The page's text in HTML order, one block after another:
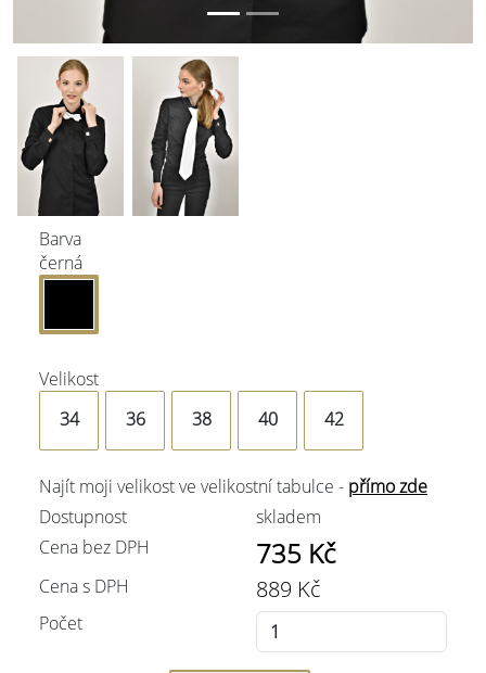
Barva
černá
Velikost
34
36 38 40 42
Najít moji velikost ve velikostní tabulce - přímo zde
Dostupnost
skladem
Cena bez DPH
735 Kč
Cena s DPH 889 Kč
Počet